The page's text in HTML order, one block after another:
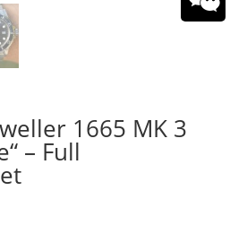
1665 MK 3
– Full